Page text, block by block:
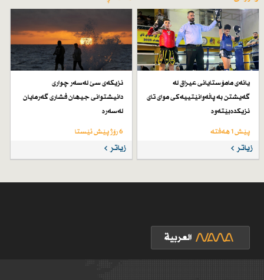
یانەی مامۆستایانی عیراق لە
گەیشتن بە پاڵەوانێتییەكی موای تای
نزیكدەبێتەوە
پێش 1 هەفتە
زیاتر
نزیكەی سێ لەسەر چواری
دانیشتوانی جیهان فشاری گەرمایان
لەسەرە
6 رۆژ پێش ئێستا
زیاتر